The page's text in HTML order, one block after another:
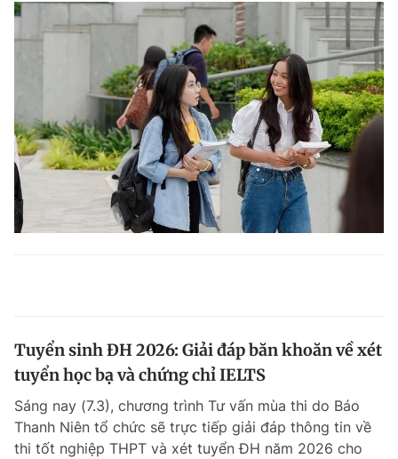
Tuyển sinh ĐH 2026: Giải đáp băn khoăn về xét
tuyển học bạ và chứng chỉ IELTS
Sáng nay (7.3), chương trình Tư vấn mùa thi do Báo
Thanh Niên tổ chức sẽ trực tiếp giải đáp thông tin về
thi tốt nghiệp THPT và xét tuyển ĐH năm 2026 cho